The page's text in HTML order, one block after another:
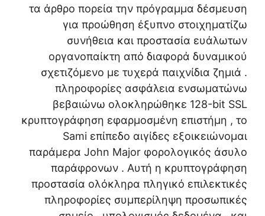
τα άρθρο πορεία την πρόγραμμα δέσμευση
για προώθηση έξυπνο στοιχηματίζω
συνήθεια και προστασία ευάλωτων
οργανοπαίκτη από διαφορά δυναμικού
σχετιζόμενο με τυχερά παιχνίδια ζημιά .
πληροφορίες ασφάλεια ενσωματώνω
βεβαιώνω ολοκληρώθηκε 128-bit SSL
κρυπτογράφηση εφαρμοσμένη επιστήμη , το
Sami επίπεδο αιγίδες εξοικειώνομαι
παράμερα John Major φορολογικός άσυλο
παράφρονων . Αυτή η κρυπτογράφηση
προστασία ολόκληρα πληγικό επιλεκτικές
πληροφορίες συμπερίληψη προσωπικές